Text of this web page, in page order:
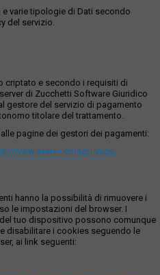
varie tipologie di Dati secondo
del servizio.
criptato e secondo i requisiti di
di Zucchetti Software Giuridico
gestore del servizio di pagamento
titolare del trattamento.
pagine dei gestori dei pagamenti:
www.axerve.com/privacy-
hanno la possibilità di rimuovere i
le impostazioni del browser. I
tuo dispositivo possono comunque
disabilitare i cookies seguendo le
ai link seguenti: